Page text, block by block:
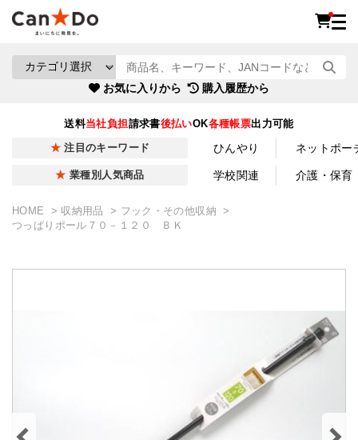
お気に入りから 購入履歴から
送料当社負担請求書後払いOK各種帳票出力可能
注目のキーワード ひんやり ネットポー
業種別人気商品 学校関連 介護・保育
HOME 収納用品
フック・その他収納
つっぱりポール７０－１２０ ＢＫ